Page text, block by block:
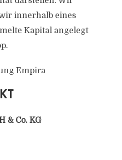
innerhalb eines
Kapital angelegt
Empira
& Co. KG